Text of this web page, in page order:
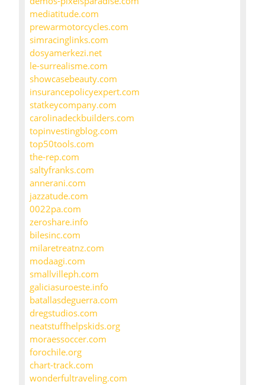
mediatitude.com
prewarmotorcycles.com
simracinglinks.com
dosyamerkezi.net
le-surrealisme.com
showcasebeauty.com
insurancepolicyexpert.com
statkeycompany.com
carolinadeckbuilders.com
topinvestingblog.com
top50tools.com
the-rep.com
saltyfranks.com
annerani.com
jazzatude.com
0022pa.com
zeroshare.info
bilesinc.com
milaretreatnz.com
modaagi.com
smallvilleph.com
galiciasuroeste.info
batallasdeguerra.com
dregstudios.com
neatstuffhelpskids.org
moraessoccer.com
forochile.org
chart-track.com
wonderfultraveling.com